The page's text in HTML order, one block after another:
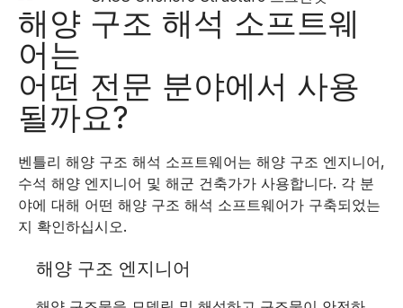
해양 구조 해석 소프트웨
어는
어떤 전문 분야에서 사용
될까요?
벤틀리 해양 구조 해석 소프트웨어는 해양 구조 엔지니어,
수석 해양 엔지니어 및 해군 건축가가 사용합니다. 각 분
야에 대해 어떤 해양 구조 해석 소프트웨어가 구축되었는
지 확인하십시오.
해양 구조 엔지니어